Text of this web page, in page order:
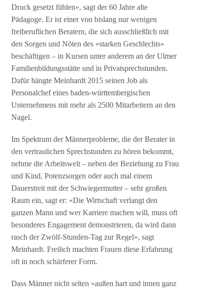
Druck gesetzt fühlen», sagt der 60 Jahre alte
Pädagoge. Er ist einer von bislang nur wenigen
freiberuflichen Beratern, die sich ausschließlich mit
den Sorgen und Nöten des «starken Geschlechts»
beschäftigen – in Kursen unter anderem an der Ulmer
Familienbildungsstätte und in Privatsprechstunden.
Dafür hängte Meinhardt 2015 seinen Job als
Personalchef eines baden-württembergischen
Unternehmens mit mehr als 2500 Mitarbeitern an den
Nagel.
Im Spektrum der Männerprobleme, die der Berater in
den vertraulichen Sprechstunden zu hören bekommt,
nehme die Arbeitswelt – neben der Beziehung zu Frau
und Kind, Potenzsorgen oder auch mal einem
Dauerstreit mit der Schwiegermutter – sehr großen
Raum ein, sagt er: «Die Wirtschaft verlangt den
ganzen Mann und wer Karriere machen will, muss oft
besonderes Engagement demonstrieren, da wird dann
rasch der Zwölf-Stunden-Tag zur Regel», sagt
Meinhardt. Freilich machten Frauen diese Erfahrung
oft in noch schärferer Form.
Dass Männer nicht selten «außen hart und innen ganz